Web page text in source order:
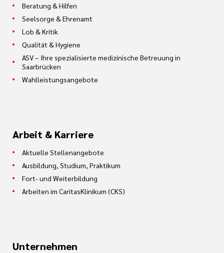
Beratung & Hilfen
Seelsorge & Ehrenamt
Lob & Kritik
Qualität & Hygiene
ASV – Ihre spezialisierte medizinische Betreuung in
Saarbrücken
Wahlleistungsangebote
Arbeit & Karriere
Aktuelle Stellenangebote
Ausbildung, Studium, Praktikum
Fort- und Weiterbildung
Arbeiten im CaritasKlinikum (CKS)
Unternehmen